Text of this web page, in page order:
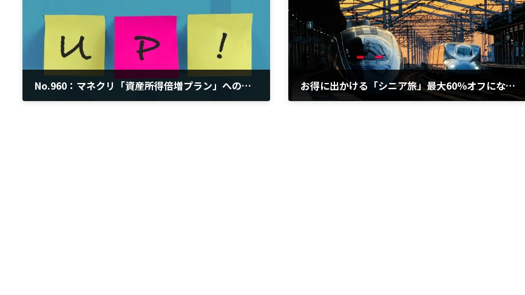
No.960：マネクリ「資産所得倍増プラン」への提言 お得に出かける「シニア旅」最大60％オフになるサービスも